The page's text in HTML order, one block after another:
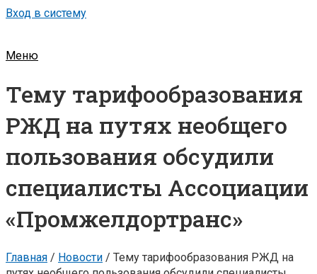
Вход в систему
Меню
Тему тарифообразования
РЖД на путях необщего
пользования обсудили
специалисты Ассоциации
«Промжелдортранс»
Главная / Новости / Тему тарифообразования РЖД на